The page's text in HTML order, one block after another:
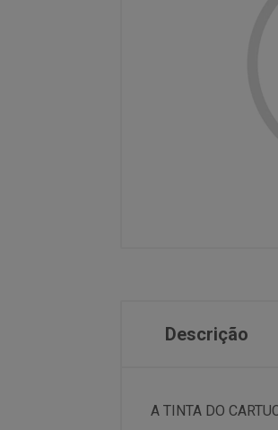
Descrição
A TINTA DO